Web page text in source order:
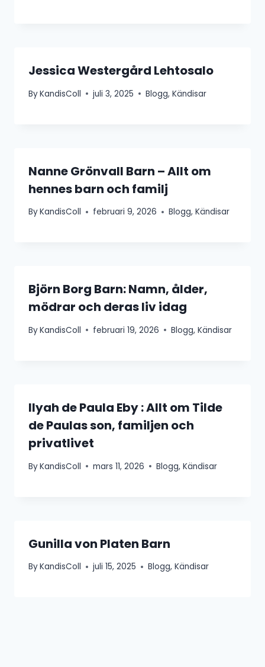
Jessica Westergård Lehtosalo
ByKandisColl juli 3, 2025 Blogg,Kändisar
Nanne Grönvall Barn – Allt om
hennes barn och familj
ByKandisColl februari 9, 2026 Blogg,Kändisar
Björn Borg Barn: Namn, ålder,
mödrar och deras liv idag
ByKandisColl februari 19, 2026 Blogg,Kändisar
Ilyah de Paula Eby : Allt om Tilde
de Paulas son, familjen och
privatlivet
ByKandisColl mars 11, 2026 Blogg,Kändisar
Gunilla von Platen Barn
ByKandisColl juli 15, 2025 Blogg,Kändisar